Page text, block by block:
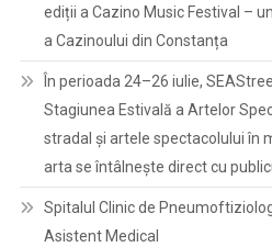
ediții a Cazino Music Festival –
a Cazinoului din Constanța
În perioada 24–26 iulie,
Stagiunea Estivală a Artelor
stradal și artele spectacolului în
arta se întâlnește direct cu
Spitalul Clinic de
Asistent Medical